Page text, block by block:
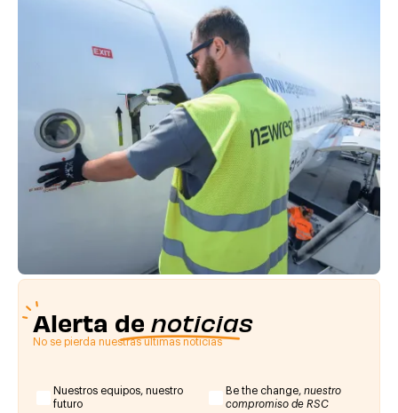
Alerta de noticias
No se pierda nuestras últimas noticias
Nuestros equipos, nuestro
futuro
Be the change, nuestro
compromiso de RSC